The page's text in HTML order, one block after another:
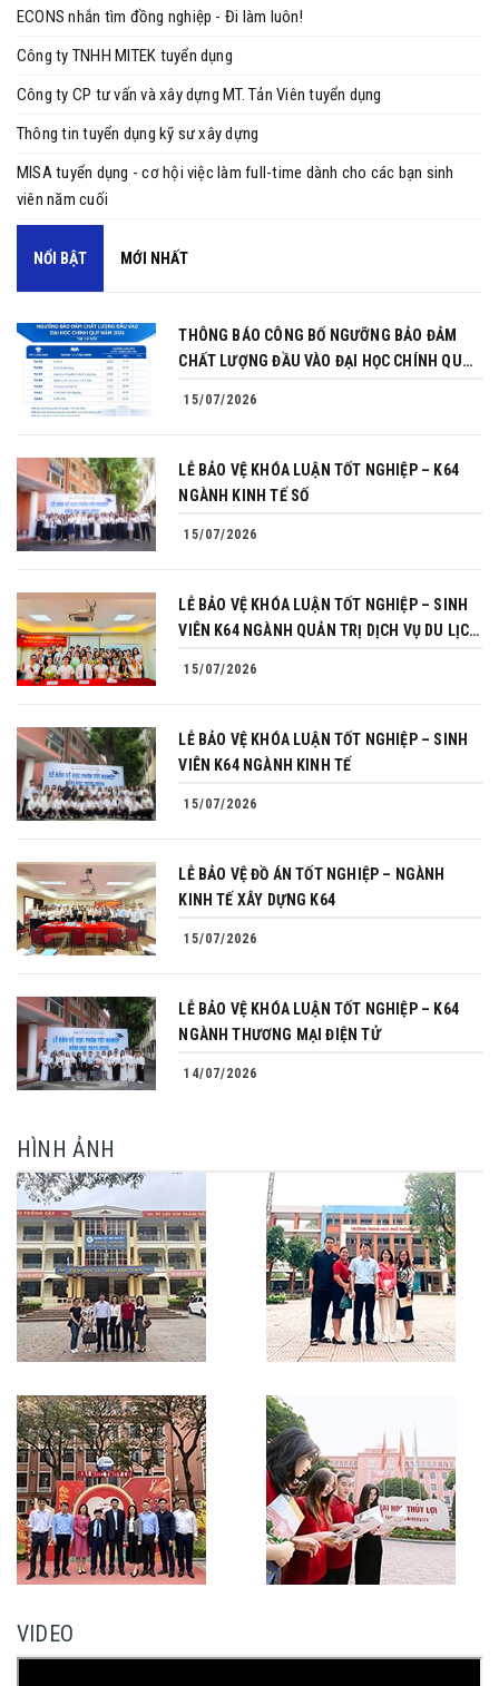
ECONS nhắn tìm đồng nghiệp - Đi làm luôn!
Công ty TNHH MITEK tuyển dụng
Công ty CP tư vấn và xây dựng MT. Tản Viên tuyển dụng
Thông tin tuyển dụng kỹ sư xây dựng
MISA tuyển dụng - cơ hội việc làm full-time dành cho các bạn sinh
viên năm cuối
NỔI BẬT MỚI NHẤT
THÔNG BÁO CÔNG BỐ NGƯỠNG BẢO ĐẢM
CHẤT LƯỢNG ĐẦU VÀO ĐẠI HỌC CHÍNH QUY
15/07/2026
LỄ BẢO VỆ KHÓA LUẬN TỐT NGHIỆP – K64
NGÀNH KINH TẾ SỐ
15/07/2026
LỄ BẢO VỆ KHÓA LUẬN TỐT NGHIỆP – SINH
VIÊN K64 NGÀNH QUẢN TRỊ DỊCH VỤ DU LỊCH
15/07/2026
LỄ BẢO VỆ KHÓA LUẬN TỐT NGHIỆP – SINH
VIÊN K64 NGÀNH KINH TẾ
15/07/2026
LỄ BẢO VỆ ĐỒ ÁN TỐT NGHIỆP – NGÀNH
KINH TẾ XÂY DỰNG K64
15/07/2026
LỄ BẢO VỆ KHÓA LUẬN TỐT NGHIỆP – K64
NGÀNH THƯƠNG MẠI ĐIỆN TỬ
14/07/2026
HÌNH ẢNH
VIDEO